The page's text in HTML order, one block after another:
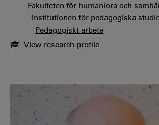
Fakulteten för humaniora och
Institutionen för pedagogiska
Pedagogiskt arbete
View research profile